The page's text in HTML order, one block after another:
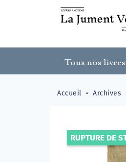
Tous nos livres
Accueil Archives
RUPTURE DE